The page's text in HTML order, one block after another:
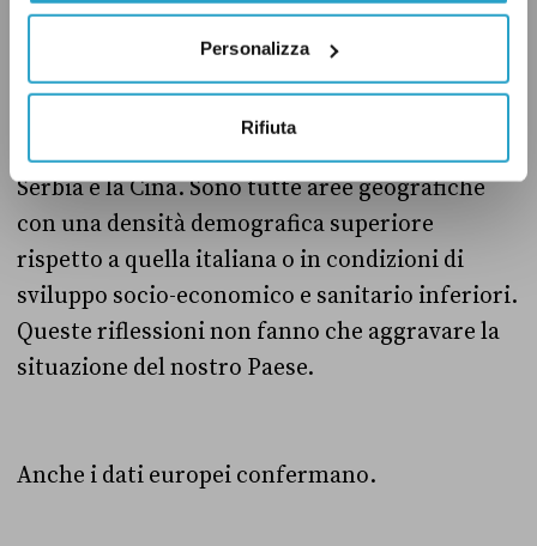
Personalizza
Rifiuta
compreso tra maggio 2017 e aprile 2018, l’Italia
si sia trovata tra i dieci Paesi al mondo dove la
malattia ha avuto l’incidenza più alta. La
precedono nazioni come l’India, l’Ucraina, la
Nigeria, le Filippine, l’Indonesia, il Pakistan, la
Serbia e la Cina. Sono tutte aree geografiche
con una densità demografica superiore
rispetto a quella italiana o in condizioni di
sviluppo socio-economico e sanitario inferiori.
Queste riflessioni non fanno che aggravare la
situazione del nostro Paese.
Anche i dati europei confermano.